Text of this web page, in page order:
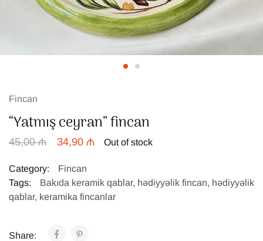
Fincan
“Yatmış ceyran” fincan
45,00₼ 34,90 ₼ Out of stock
Category:
Fincan
Tags:
Bakıda keramik qablar, hədiyyəlik fincan, hədiyyəlik
qablar, keramika fincanlar
Share: